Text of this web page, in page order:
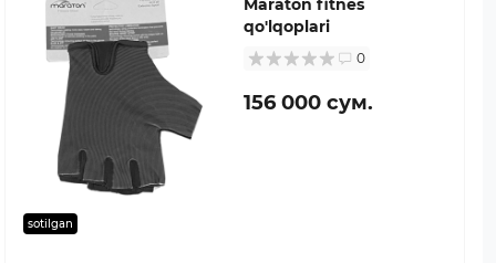
sotilgan
qo'lqoplari
0
156 000 сум.